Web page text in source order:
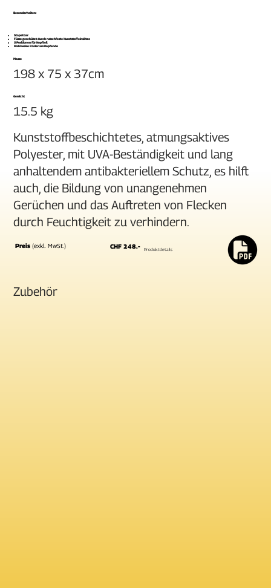
Besonderheiten: ​
Stapelbar
Füsse geschützt durch rutschfeste Kunststoffeinsätze
5 Positionen für Kopfteil
Wahlweise Räder am Kopfende
Gewicht
15.5 kg
198 x 75 x 37cm
Masse
Kunststoffbeschichtetes, atmungsaktives
Polyester, mit UVA-Beständigkeit und lang
anhaltendem antibakteriellem Schutz, es hilft
auch, die Bildung von unangenehmen
Gerüchen und das Auftreten von Flecken
durch Feuchtigkeit zu verhindern.
Preis(exkl. MwSt.) CHF 248.- Produktdetails
Zubehör